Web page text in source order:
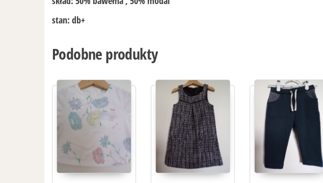
stan: db+
Podobne produkty